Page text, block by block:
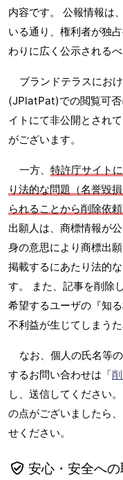
内容です。 公報情報は
いる通り、権利者が独
わりに広く公示されるべ
ブランドテラスにお
(JPlatPat)での閲覧可否
イトにて非公開とされ
がございます。
一方、 特許庁サイト
り法的な問題（名誉毀
られることから削除依
出願人は、商標情報が
身の意思により商標出
掲載するにあたり法的
す。 また、記事を削除
希望するユーザの『知
不利益が生じてしまうた
なお、個人の氏名等
するお問い合わせは「
し、送信してください
の点がございましたら
せください。
安心・安全へ